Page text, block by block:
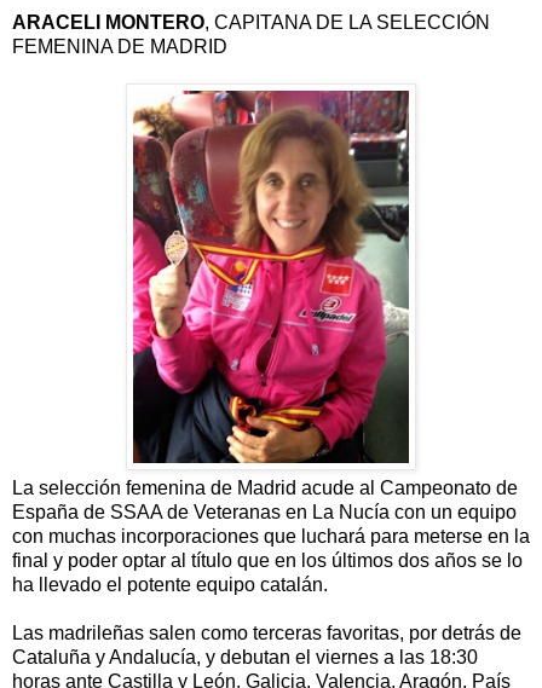
ARACELI MONTERO, CAPITANA DE LA SELECCIÓN
FEMENINA DE MADRID
La selección femenina de Madrid acude al Campeonato de
España de SSAA de Veteranas en La Nucía con un equipo
con muchas incorporaciones que luchará para meterse en la
final y poder optar al título que en los últimos dos años se lo
ha llevado el potente equipo catalán.
Las madrileñas salen como terceras favoritas, por detrás de
Cataluña y Andalucía, y debutan el viernes a las 18:30
horas ante Castilla y León. Galicia, Valencia, Aragón, País